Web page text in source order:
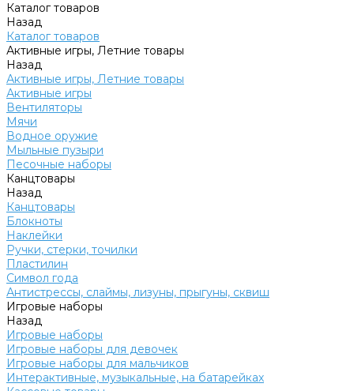
Каталог товаров
Назад
Каталог товаров
Активные игры, Летние товары
Назад
Активные игры, Летние товары
Активные игры
Вентиляторы
Мячи
Водное оружие
Мыльные пузыри
Песочные наборы
Канцтовары
Назад
Канцтовары
Блокноты
Наклейки
Ручки, стерки, точилки
Пластилин
Символ года
Антистрессы, слаймы, лизуны, прыгуны, сквиш
Игровые наборы
Назад
Игровые наборы
Игровые наборы для девочек
Игровые наборы для мальчиков
Интерактивные, музыкальные, на батарейках